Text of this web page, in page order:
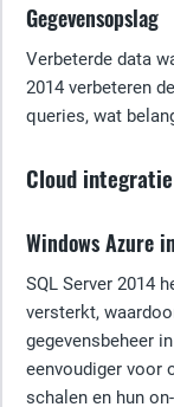
Gegevensopslag
Verbeterde data
2014 verbeteren
queries, wat
Cloud integratie
Windows Azure
SQL Server 2014
versterkt,
gegevensbeheer
eenvoudiger voor
schalen en hun